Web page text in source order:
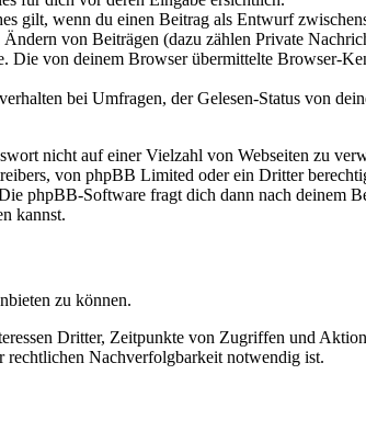
gilt, wenn du einen Beitrag als Entwurf
von Beiträgen (dazu zählen Private
Die von deinem Browser übermittelte Browser-
bei Umfragen, der Gelesen-Status von
nicht auf einer Vielzahl von Webseiten zu
von phpBB Limited oder ein Dritter
phpBB-Software fragt dich dann nach deinem
kannst.
zu können.
Dritter, Zeitpunkte von Zugriffen und
rechtlichen Nachverfolgbarkeit notwendig ist.